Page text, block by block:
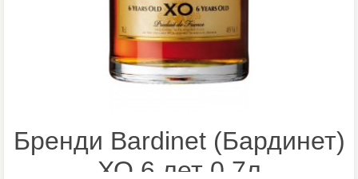
Бренди Bardinet (Бардинет)
ХО 6 лет 0.7л